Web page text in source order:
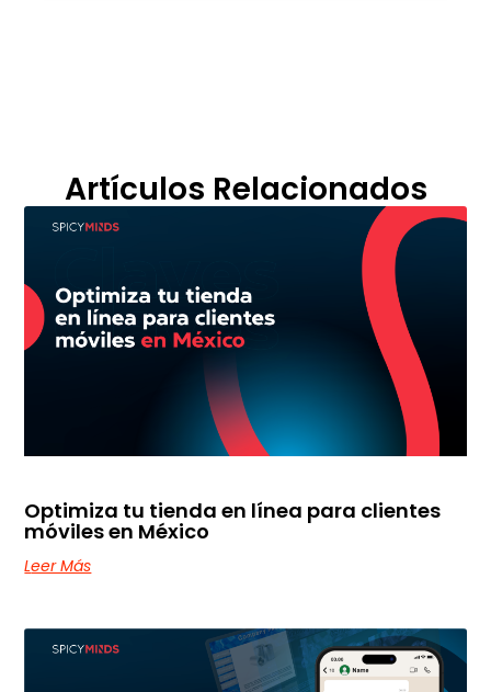
Artículos Relacionados
Optimiza tu tienda en línea para clientes
móviles en México
Leer Más